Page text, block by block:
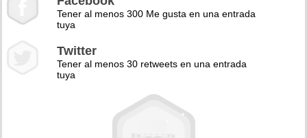
Tener al menos 300 Me gusta en una entrada
tuya
Twitter
Tener al menos 30 retweets en una entrada
tuya